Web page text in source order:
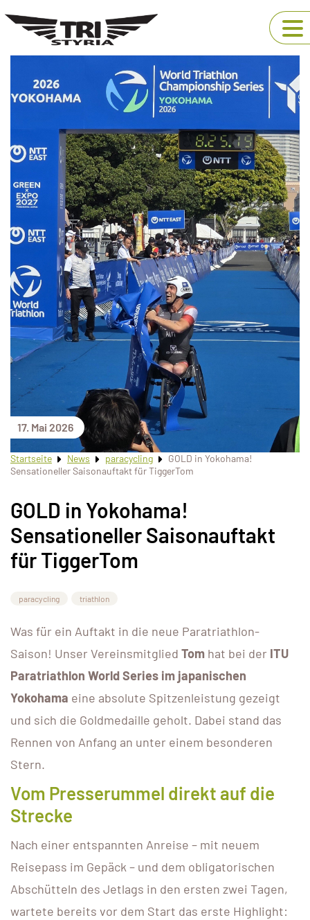
17. Mai 2026
Startseite News paracycling
GOLD in Yokohama!
Sensationeller Saisonauftakt für TiggerTom
GOLD in Yokohama!
Sensationeller Saisonauftakt
für TiggerTom
paracycling triathlon
Was für ein Auftakt in die neue Paratriathlon-
Saison! Unser Vereinsmitglied Tom hat bei der ITU
Paratriathlon World Series im japanischen
Yokohama eine absolute Spitzenleistung gezeigt
und sich die Goldmedaille geholt. Dabei stand das
Rennen von Anfang an unter einem besonderen
Stern.
Vom Presserummel direkt auf die
Strecke
Nach einer entspannten Anreise – mit neuem
Reisepass im Gepäck – und dem obligatorischen
Abschütteln des Jetlags in den ersten zwei Tagen,
wartete bereits vor dem Start das erste Highlight: